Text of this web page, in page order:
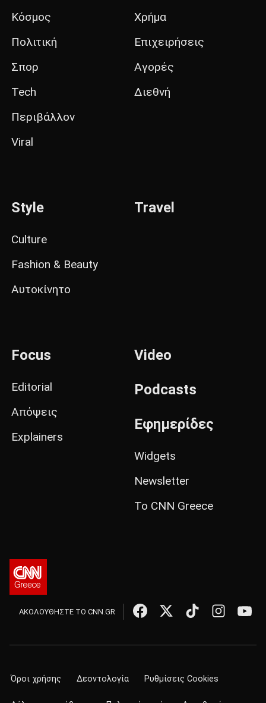
Κόσμος
Πολιτική
Σπορ
Tech
Περιβάλλον
Viral
Χρήμα
Επιχειρήσεις
Αγορές
Διεθνή
Style
Culture
Fashion & Beauty
Αυτοκίνητο
Travel
Focus
Editorial
Απόψεις
Explainers
Video
Podcasts
Εφημερίδες
Widgets
Newsletter
Το CNN Greece
ΑΚΟΛΟΥΘΗΣΤΕ ΤΟ CNN.GR
Όροι χρήσης Δεοντολογία Ρυθμίσεις Cookies